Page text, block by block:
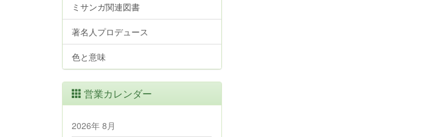
ミサンガ関連図書
著名人プロデュース
色と意味
営業カレンダー
2026年 8月